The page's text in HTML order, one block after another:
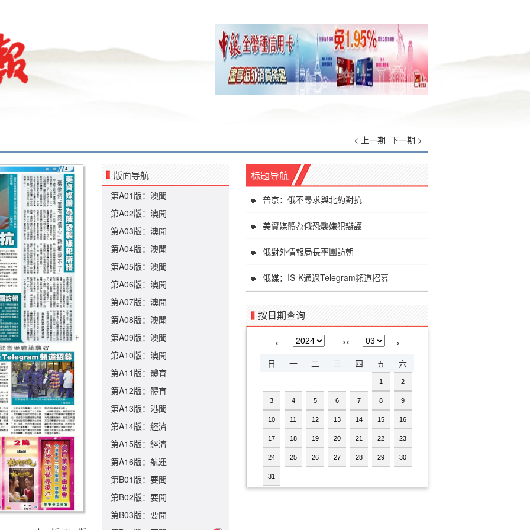
< 上一期 下一期 >
版面导航
第A01版：澳聞
第A02版：澳聞
第A03版：澳聞
第A04版：澳聞
第A05版：澳聞
第A06版：澳聞
第A07版：澳聞
第A08版：澳聞
第A09版：澳聞
第A10版：澳聞
第A11版：體育
第A12版：體育
第A13版：港聞
第A14版：經濟
第A15版：經濟
第A16版：航運
第B01版：要聞
第B02版：要聞
第B03版：要聞
标题导航
普京：俄不尋求與北約對抗
美資媒體為俄恐襲嫌犯辯護
俄對外情報局長率團訪朝
俄媒：IS-K通過Telegram頻道招募
按日期查询
‹ ›‹ ›
日 一 二 三 四 五 六
1 2
3 4 5 6 7 8 9
10 11 12 13 14 15 16
17 18 19 20 21 22 23
24 25 26 27 28 29 30
31